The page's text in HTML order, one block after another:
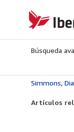
IberLibro.com
Búsqueda
Artículos